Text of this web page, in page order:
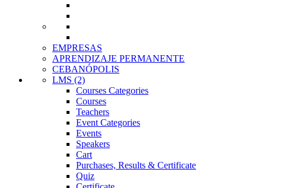
EMPRESAS
APRENDIZAJE PERMANENTE
CEBANÓPOLIS
LMS (2)
Courses Categories
Courses
Teachers
Event Categories
Events
Speakers
Cart
Purchases, Results & Certificate
Quiz